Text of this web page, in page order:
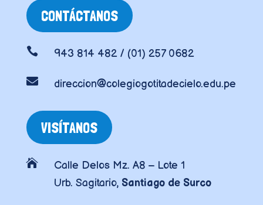
CONTÁCTANOS
 943 814 482 / (01) 257 0682
 direccion@colegiogotitadecielo.edu.pe
VISÍTANOS

Calle Delos Mz. A8 – Lote 1
Urb. Sagitario, Santiago de Surco